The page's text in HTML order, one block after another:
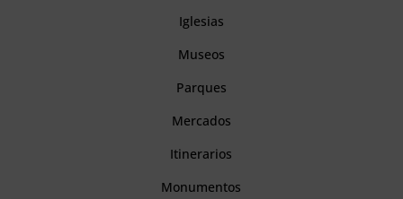
Iglesias
Museos
Parques
Mercados
Itinerarios
Monumentos